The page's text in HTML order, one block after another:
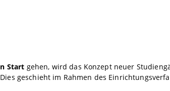
Start gehen, wird das Konzept neuer
geschieht im Rahmen des